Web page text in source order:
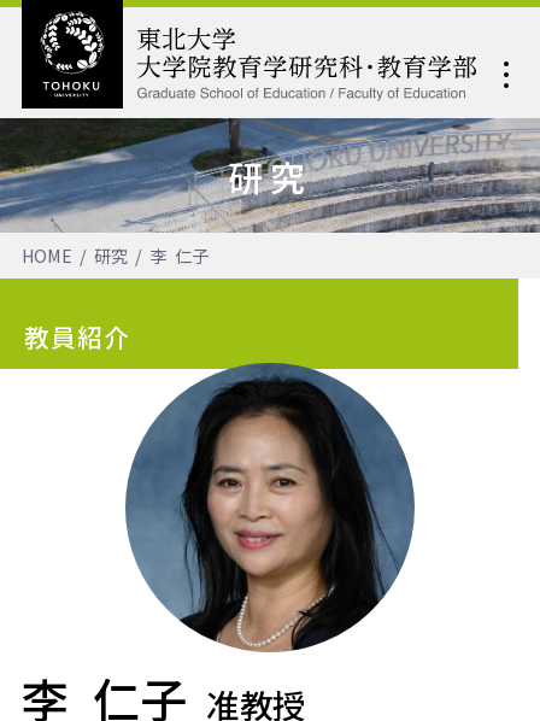
研究
HOME 研究 李 仁子
教員紹介
李 仁子 准教授